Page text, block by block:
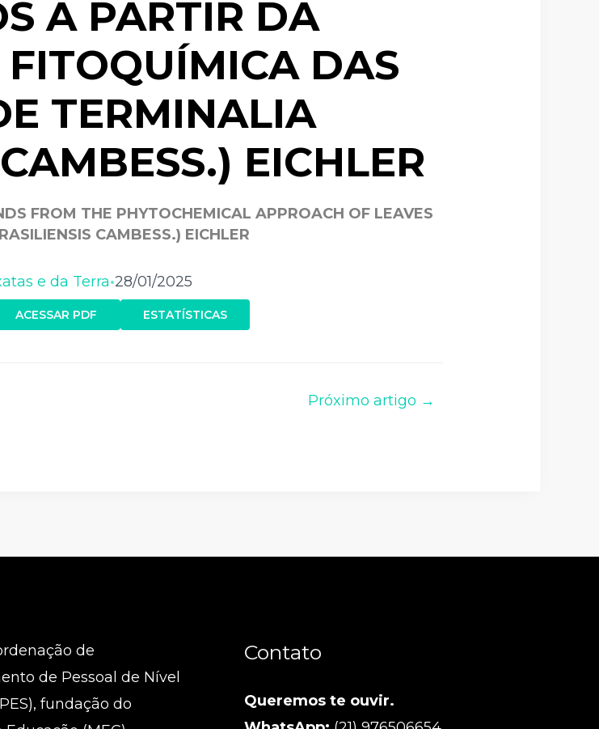
A PARTIR DA
DAS
TERMINALIA
EICHLER
FROM THE PHYTOCHEMICAL APPROACH OF LEAVES
CAMBESS.) EICHLER
e da Terra•28/01/2025
ACESSAR PDF ESTATÍSTICAS
Próximo artigo →
de
de Pessoal de Nível
fundação do
Contato
Queremos te ouvir.